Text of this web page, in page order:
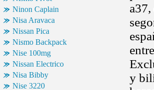
Ninon Caplain
Nisa Aravaca
Nissan Pica
Nismo Backpack
Nise 100mg
Nissan Electrico
Nisa Bibby
Nise 3220
y